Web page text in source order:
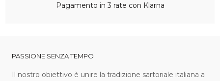
Pagamento in 3 rate con Klarna
PASSIONE SENZA TEMPO
I l nostro obiettivo è unire la tradizione sartoriale italiana a